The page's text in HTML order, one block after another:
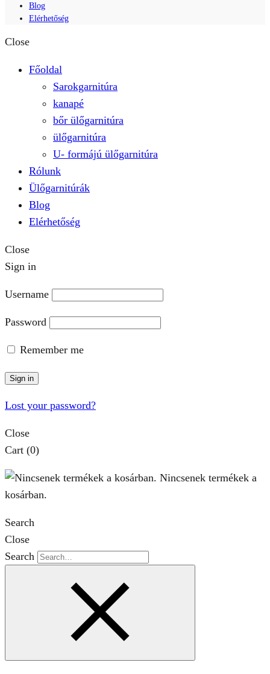
Blog
Elérhetőség
Close
Főoldal
Sarokgarnitúra
kanapé
bőr ülőgarnitúra
ülőgarnitúra
U- formájú ülőgarnitúra
Rólunk
Ülőgarnitúrák
Blog
Elérhetőség
Close
Sign in
Username
Password
Remember me
Sign in
Lost your password?
Close
Cart (0)
Nincsenek termékek a
kosárban.
Search
Close
Search